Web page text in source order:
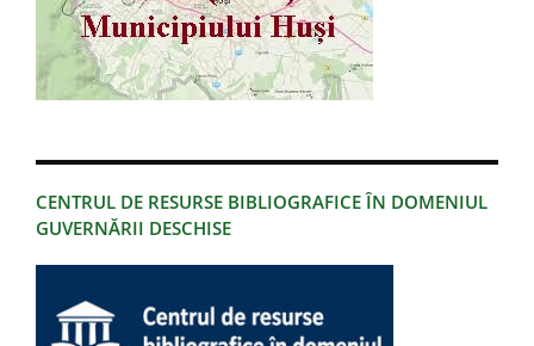
CENTRUL DE RESURSE BIBLIOGRAFICE ÎN DOMENIUL
GUVERNĂRII DESCHISE